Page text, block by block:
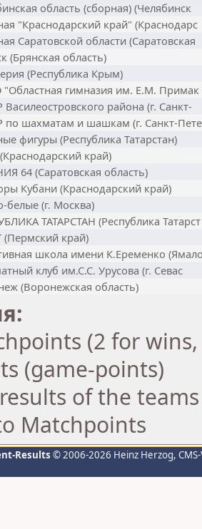
область (сборная) (Челябинск
"Краснодарский край" (Краснодарс
Саратовской области (Саратовская
(Брянская область)
(Республика Крым)
гимназия им. Е.М. Примак
района (г. Санкт-
шахматам и шашкам (г. Санкт-Пете
фигуры (Республика Татарстан)
край)
64 (Саратовская область)
Кубани (Краснодарский край)
белые (г. Москва)
ТАТАРСТАН (Республика Татарст
(Пермский край)
школа имени К.Еременко
клуб им.С.С. Урусова (г. Севас
(Воронежская область)
(2 for
(game-points)
of the
Matchpoints
Results © 2006-2026 Heinz Herzog,